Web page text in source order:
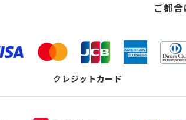
ご都
クレジットカード